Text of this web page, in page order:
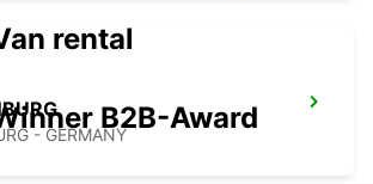
- GERMANY
rental
B2B-Award